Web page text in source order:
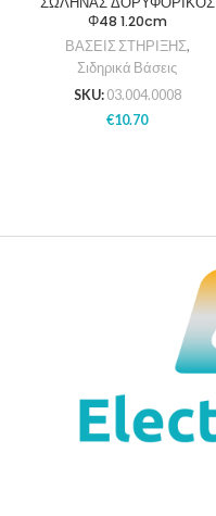
Φ48 1.20cm
ΒΑΣΕΙΣ ΣΤΗΡΙΞΗΣ,
Σιδηρικά Βάσεις
SKU: 03.004.0008
€10.70